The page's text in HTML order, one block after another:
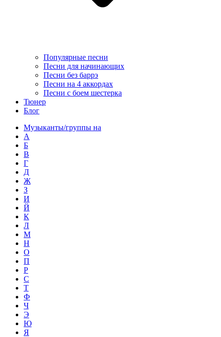
Популярные песни
Песни для начинающих
Песни без баррэ
Песни на 4 аккордах
Песни с боем шестерка
Тюнер
Блог
Музыканты/группы на
А
Б
В
Г
Д
Ж
З
И
Й
К
Л
М
Н
О
П
Р
С
Т
Ф
Ч
Э
Ю
Я